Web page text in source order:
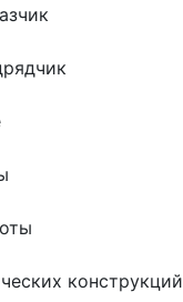
конструкций